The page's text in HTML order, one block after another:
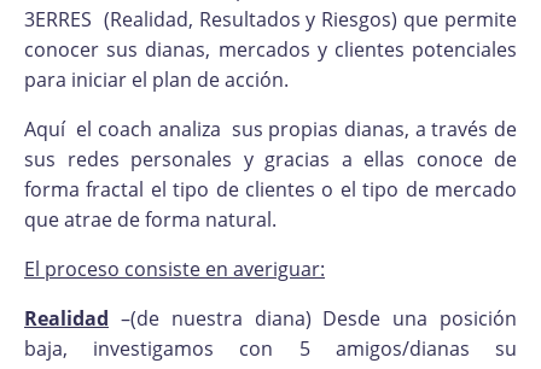
3ERRES (Realidad, Resultados y Riesgos) que permite
conocer sus dianas, mercados y clientes potenciales
para iniciar el plan de acción.
Aquí el coach analiza sus propias dianas, a través de
sus redes personales y gracias a ellas conoce de
forma fractal el tipo de clientes o el tipo de mercado
que atrae de forma natural.
El proceso consiste en averiguar:
Realidad –(de nuestra diana) Desde una posición
baja, investigamos con 5 amigos/dianas su